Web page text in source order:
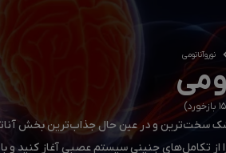
نوروآناتومی
سخت‌ترین و در عین حال جذاب‌ترین بخش
از تکامل‌های جنینی سیستم عصبی آغاز کنید و